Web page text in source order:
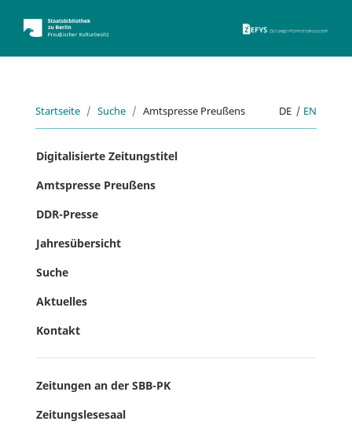
Startseite Suche Amtspresse Preußens DE | EN
Digitalisierte Zeitungstitel
Amtspresse Preußens
DDR-Presse
Jahresübersicht
Suche
Aktuelles
Kontakt
Zeitungen an der SBB-PK
Zeitungslesesaal